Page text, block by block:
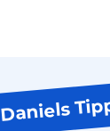
Daniels